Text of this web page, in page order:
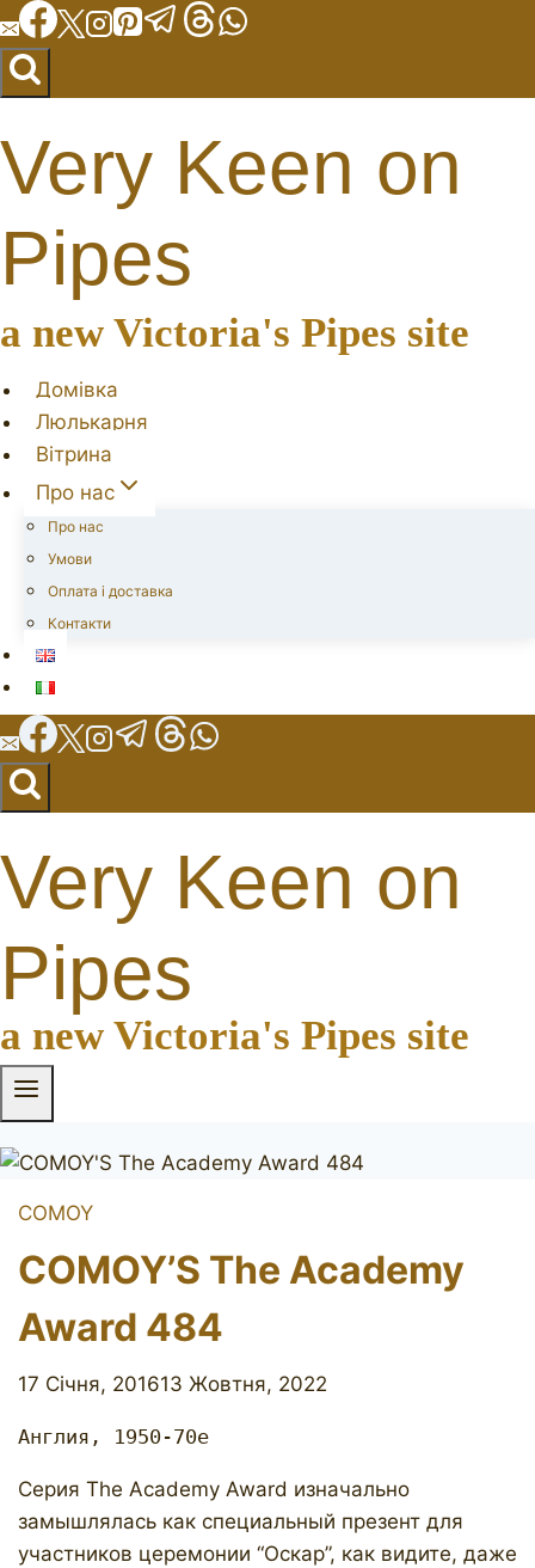
Перейти
до
вмісту
Very Keen on
Pipes
a new Victoria's Pipes site
Домівка
Люлькарня
Вітрина
Про нас
Про нас
Умови
Оплата і доставка
Контакти
Very Keen on
Pipes
a new Victoria's Pipes site
COMOY
COMOY’S The Academy
Award 484
17 Січня, 201613 Жовтня, 2022
Англия, 1950-70е
Серия The Academy Award изначально
замышлялась как специальный презент для
участников церемонии “Оскар”, как видите, даже